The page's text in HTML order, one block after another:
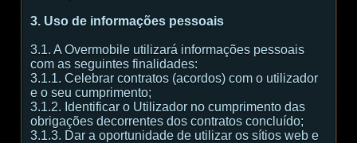
3. Uso de informações pessoais
3.1. A Overmobile utilizará informações pessoais
com as seguintes finalidades:
3.1.1. Celebrar contratos (acordos) com o utilizador
e o seu cumprimento;
3.1.2. Identificar o Utilizador no cumprimento das
obrigações decorrentes dos contratos concluído;
3.1.3. Dar a oportunidade de utilizar os sítios web e